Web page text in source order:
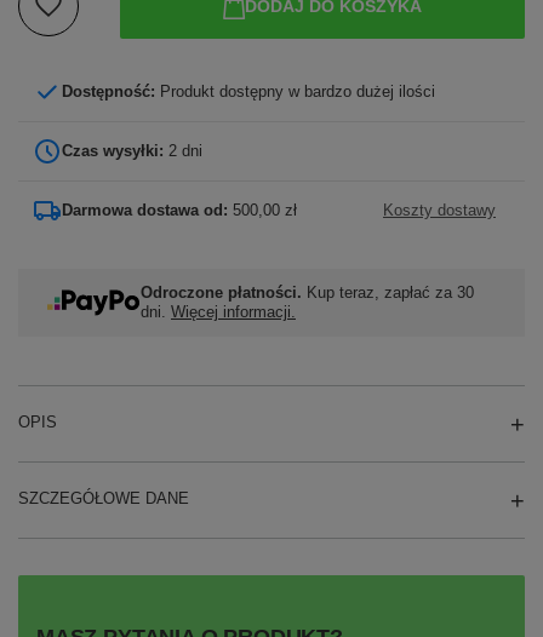
DODAJ DO KOSZYKA
Dostępność: Produkt dostępny w bardzo dużej ilości
Czas wysyłki: 2 dni
Darmowa dostawa od: 500,00 zł Koszty dostawy
Odroczone płatności. Kup teraz, zapłać za 30
dni. Więcej informacji.
OPIS
SZCZEGÓŁOWE DANE